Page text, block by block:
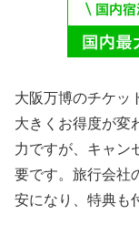
大阪万博のチケッ
大きくお得度が変
力ですが、キャン
要です。旅行会社
安になり、特典も